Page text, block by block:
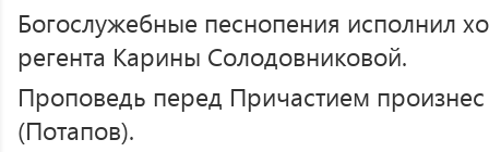
Богослужебные песнопения исполнил
регента Карины Солодовниковой.
Проповедь перед Причастием
(Потапов).